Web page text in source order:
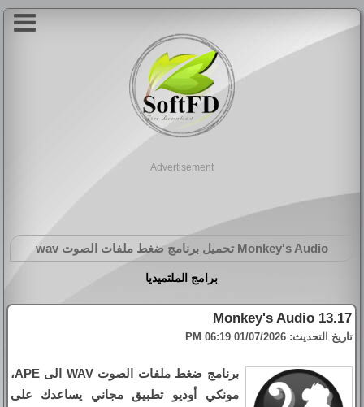
Advertisement
Monkey's Audio تحميل برنامج ضغط ملفات الصوت wav
برامج الملتميديا
Monkey's Audio 13.17
تاريخ التحديث: 01/07/2026 06:19 PM
برنامج ضغط ملفات الصوت WAV الى APE،
مونكي أوديو تطبيق مجاني يساعدك على